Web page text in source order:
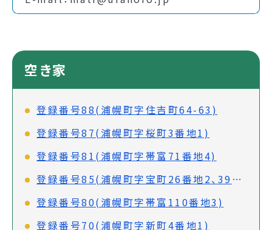
空き家
登録番号88(浦幌町字住吉町64-63)
登録番号87(浦幌町字桜町3番地1)
登録番号81(浦幌町字帯富71番地4)
登録番号85(浦幌町字宝町26番地2、39番地31、39番地32)
登録番号80(浦幌町字帯富110番地3)
登録番号70(浦幌町字新町4番地1)